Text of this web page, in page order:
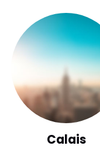
Calais